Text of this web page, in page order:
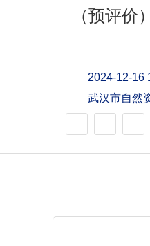
（预评价
2024-12-16
武汉市自然